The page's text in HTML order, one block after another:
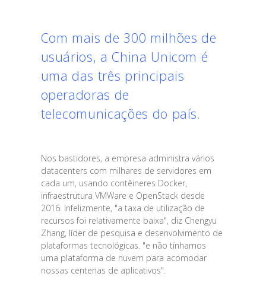
Com mais de 300 milhões de
usuários, a China Unicom é
uma das três principais
operadoras de
telecomunicações do país.
Nos bastidores, a empresa administra vários
datacenters com milhares de servidores em
cada um, usando contêineres Docker,
infraestrutura VMWare e OpenStack desde
2016. Infelizmente, "a taxa de utilização de
recursos foi relativamente baixa", diz Chengyu
Zhang, líder de pesquisa e desenvolvimento de
plataformas tecnológicas. "e não tínhamos
uma plataforma de nuvem para acomodar
nossas centenas de aplicativos".